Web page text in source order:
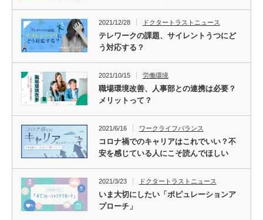
2021/12/28 ドクタートラストニュース
テレワークの課題、サイレントうつにど
う対応する？
2021/10/15 労働環境
職場環境改善、人事部との連携は必要？
メリットって？
2021/6/16 ワークライフバランス
コロナ禍でのキャリアはこれでいい？不
安を感じている人にこそ読んでほしい
2021/3/23 ドクタートラストニュース
いま大切にしたい「ポピュレーションア
プローチ」